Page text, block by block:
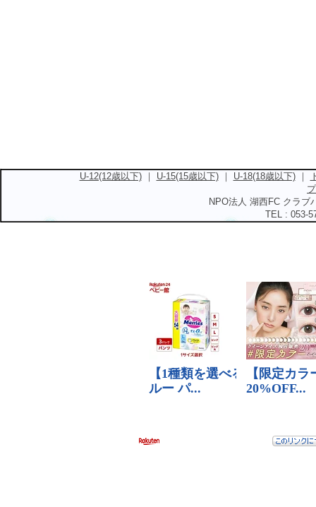
U-12(12歳以下)｜ U-15(15歳以下)｜ U-18(18歳以下)｜
NPO法人 湖西FC クラ
TEL : 053-